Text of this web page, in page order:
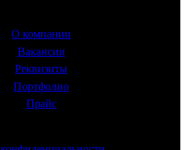
О компании
Вакансии
Реквизиты
Портфолио
Прайс